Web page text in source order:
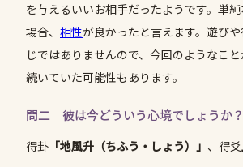
を与えるいいお相手だったようです。単
場合、 相性が良かったと言えます。遊び
じではありませんので、今回のようなこ
続いていた可能性もあります。
問二 彼は今どういう心境でしょうか？
得卦 「地風升（ちふう・しょう）」 、得爻